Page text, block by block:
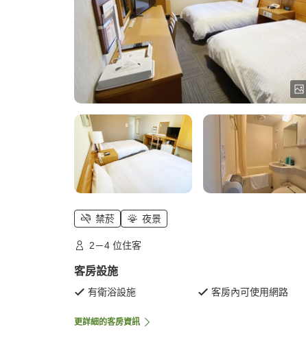
禁菸 夜景
2－4 位住客
客房設施
有衛浴設施 客房內可使用網路
更詳細的客房資訊